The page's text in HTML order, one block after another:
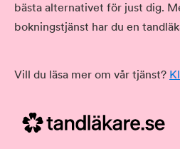
bästa alternativet för just dig.
bokningstjänst har du en
Vill du läsa mer om vår tjänst?